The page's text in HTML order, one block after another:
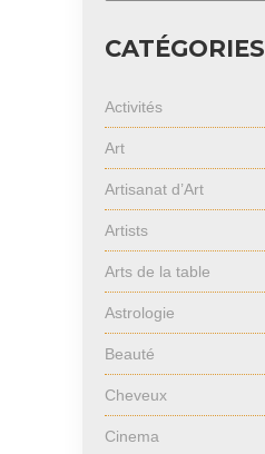
CATÉGORIES
Activités
Art
Artisanat d’Art
Artists
Arts de la table
Astrologie
Beauté
Cheveux
Cinema